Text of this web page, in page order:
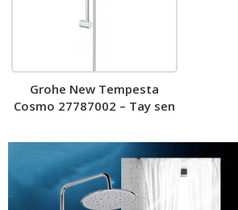
Grohe New Tempesta
Cosmo 27787002 – Tay sen